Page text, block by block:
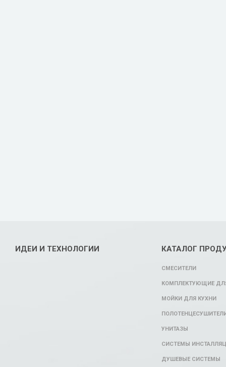
ИДЕИ И ТЕХНОЛОГИИ КАТАЛОГ
СМЕСИТЕЛИ
КОМПЛЕКТУЮЩИЕ
МОЙКИ ДЛЯ КУХНИ
УНИТАЗЫ
СИСТЕМЫ
ДУШЕВЫЕ СИСТЕМЫ